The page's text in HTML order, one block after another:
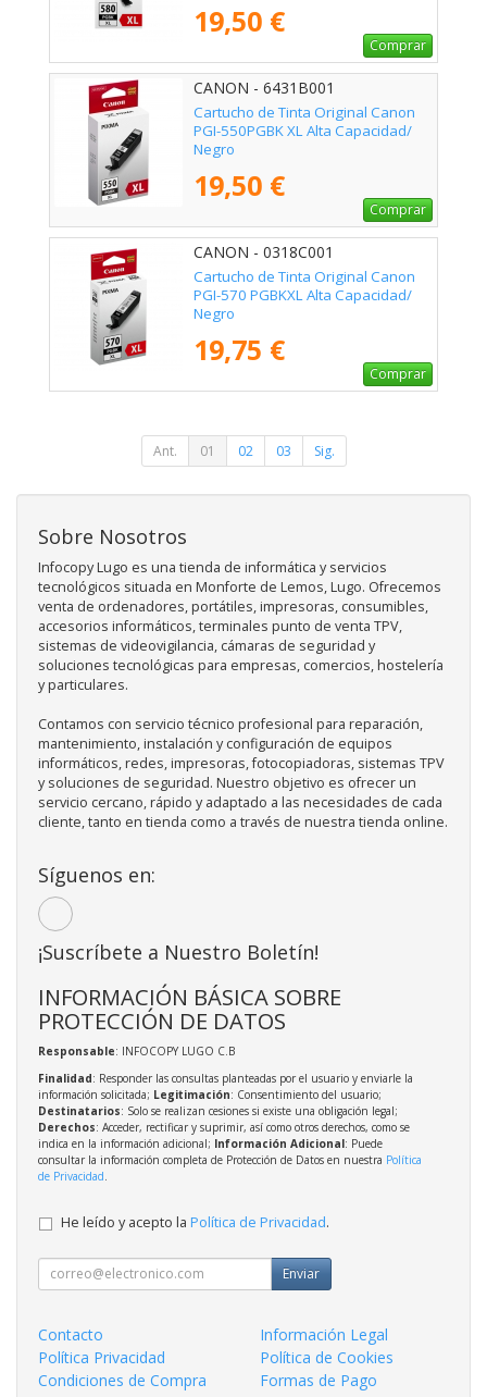
19,50 €
Comprar
CANON - 6431B001
Cartucho de Tinta Original Canon
PGI-550PGBK XL Alta Capacidad/
Negro
19,50 €
Comprar
CANON - 0318C001
Cartucho de Tinta Original Canon
PGI-570 PGBKXL Alta Capacidad/
Negro
19,75 €
Comprar
Ant. 01 02 03 Sig.
Sobre Nosotros
Infocopy Lugo es una tienda de informática y servicios
tecnológicos situada en Monforte de Lemos, Lugo. Ofrecemos
venta de ordenadores, portátiles, impresoras, consumibles,
accesorios informáticos, terminales punto de venta TPV,
sistemas de videovigilancia, cámaras de seguridad y
soluciones tecnológicas para empresas, comercios, hostelería
y particulares.
Contamos con servicio técnico profesional para reparación,
mantenimiento, instalación y configuración de equipos
informáticos, redes, impresoras, fotocopiadoras, sistemas TPV
y soluciones de seguridad. Nuestro objetivo es ofrecer un
servicio cercano, rápido y adaptado a las necesidades de cada
cliente, tanto en tienda como a través de nuestra tienda online.
Síguenos en:
¡Suscríbete a Nuestro Boletín!
INFORMACIÓN BÁSICA SOBRE
PROTECCIÓN DE DATOS
Responsable: INFOCOPY LUGO C.B
Finalidad: Responder las consultas planteadas por el usuario y enviarle la
información solicitada; Legitimación: Consentimiento del usuario;
Destinatarios: Solo se realizan cesiones si existe una obligación legal;
Derechos: Acceder, rectificar y suprimir, así como otros derechos, como se
indica en la información adicional; Información Adicional: Puede
consultar la información completa de Protección de Datos en nuestra Política
de Privacidad
He leído y acepto la Política de Privacidad.
Enviar
Contacto
Información Legal
Política Privacidad
Política de Cookies
Condiciones de Compra
Formas de Pago